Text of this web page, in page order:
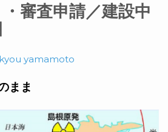
審査申請／建設中
kyou yamamoto
まま